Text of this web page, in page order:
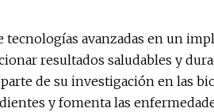
tecnologías avanzadas en un
resultados saludables y
de su investigación en las
y fomenta las